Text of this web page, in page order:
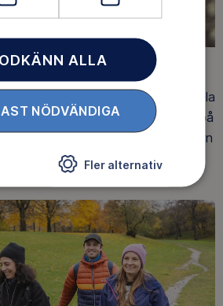
till alla våra äventyr, över hela
guidar barn, unga och vuxna på
i skogen, på vattnet, snön, isen
ALLA
NÖDVÄNDIGA
Fler alternativ